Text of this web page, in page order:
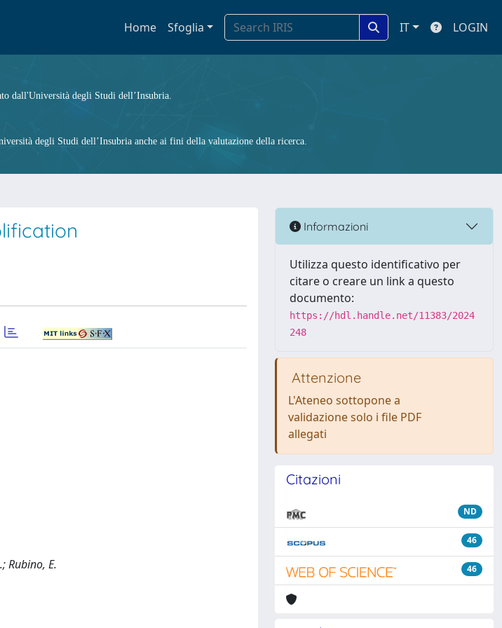
Home Sfoglia IT LOGIN
dall'Università degli Studi dell’Insubria.
degli Studi dell’Insubria anche ai fini della valutazione della ricerca.
Rubino, E.
Informazioni
Utilizza questo identificativo per
citare o creare un link a questo
documento:
https://hdl.handle.net/11383/2024
248
Attenzione
L'Ateneo sottopone a
validazione solo i file PDF
allegati
Citazioni
ND
46
46